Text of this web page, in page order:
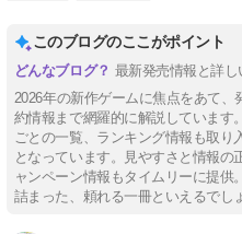
このブログのここがポイント
最新発売情報と詳し
2026年の新作ゲームに焦点をあて
約情報まで網羅的に解説しています
ごとの一覧、ランキング情報も取
となっています。見やすさと情報
ャンペーン情報もタイムリーに提
詰まった、頼れる一冊といえるでし